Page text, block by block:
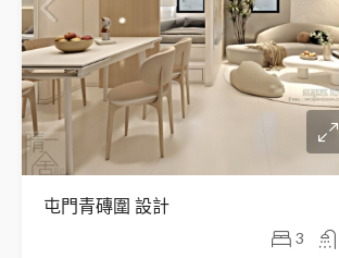
屯門青磚圍 設計
3